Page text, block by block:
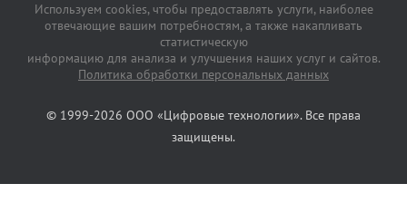
Используем cookies, чтобы предоставлять услуги, наиболее
отвечающие вашим потребностям, а также накапливать
статистическую
информацию для анализа и улучшения наших услуг и сайтов.
Политика обработки персональных данных
© 1999-2026 ООО «Цифровые технологии». Все права
защищены.